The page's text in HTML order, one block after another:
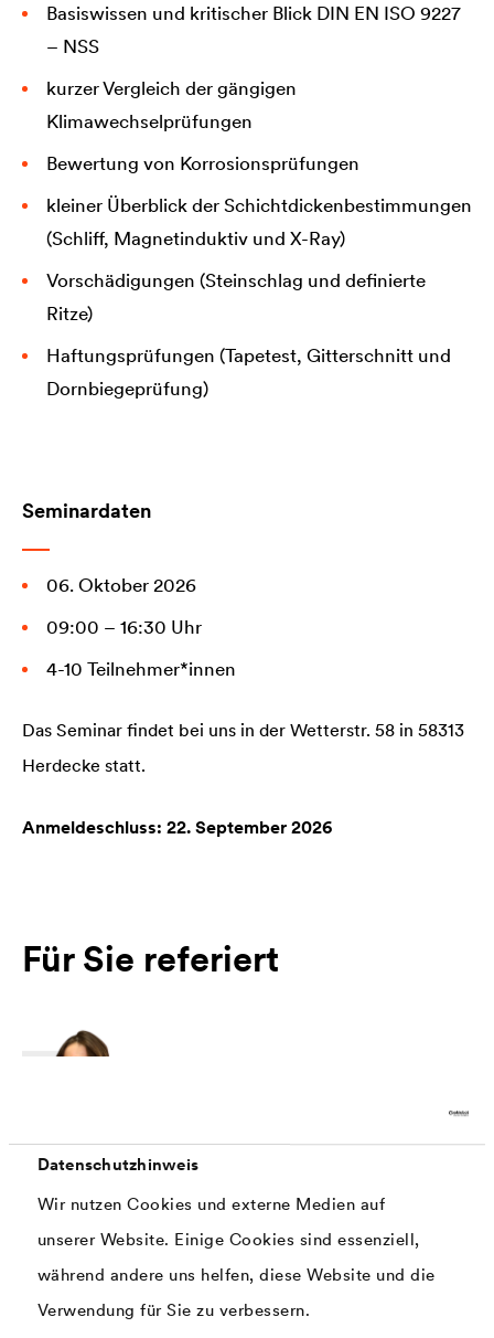
Datenschutzhinweis
Wir nutzen Cookies und externe Medien auf
unserer Website. Einige Cookies sind essenziell,
während andere uns helfen, diese Website und die
Verwendung für Sie zu verbessern.
Basiswissen und kritischer Blick DIN EN ISO 9227
– NSS
kurzer Vergleich der gängigen
Klimawechselprüfungen
Bewertung von Korrosionsprüfungen
kleiner Überblick der Schichtdickenbestimmungen
(Schliff, Magnetinduktiv und X-Ray)
Vorschädigungen (Steinschlag und definierte
Ritze)
Haftungsprüfungen (Tapetest, Gitterschnitt und
Dornbiegeprüfung)
Seminardaten
06. Oktober 2026
09:00 – 16:30 Uhr
4-10 Teilnehmer*innen
Das Seminar findet bei uns in der Wetterstr. 58 in 58313
Herdecke statt.
Anmeldeschluss: 22. September 2026
Für Sie referiert
Team Lead Surface Test Center